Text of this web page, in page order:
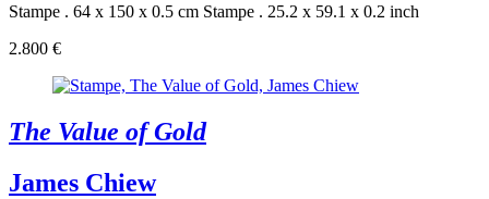
Stampe . 64 x 150 x 0.5 cm Stampe . 25.2 x 59.1 x 0.2 inch
2.800 €
The Value of Gold
James Chiew